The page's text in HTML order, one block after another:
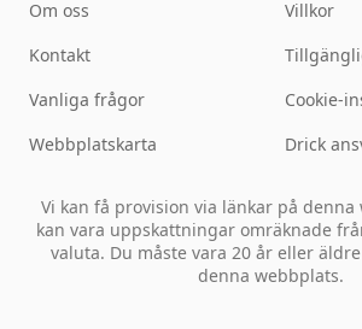
Om oss
Kontakt
Vanliga frågor
Webbplatskarta
Villkor
Cookie-
Drick
Vi kan få provision via länkar på denna
kan vara uppskattningar omräknade
valuta. Du måste vara 20 år eller
denna webbplats.